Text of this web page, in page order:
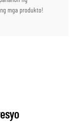
mga produkto!